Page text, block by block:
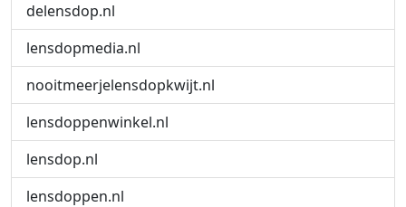
delensdop.nl
lensdopmedia.nl
nooitmeerjelensdopkwijt.nl
lensdoppenwinkel.nl
lensdop.nl
lensdoppen.nl